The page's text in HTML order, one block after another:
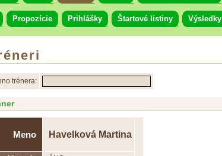
Propozície Prihlášky Štartové listiny Výsledky
trénera:
Meno Havelková Martina